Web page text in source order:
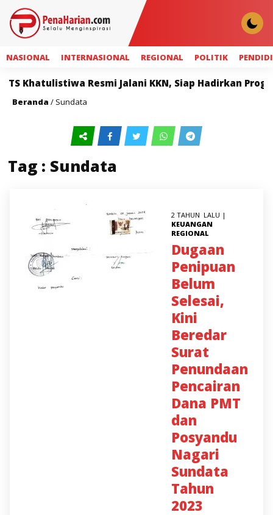
NASIONAL INTERNASIONAL REGIONAL POLITIK
Khatulistiwa Resmi Jalani KKN, Siap Hadirkan
Beranda / Sundata
Tag : Sundata
2 TAHUN LALU |
KEUANGAN
REGIONAL
Dugaan
Penipuan
Belum
Selesai,
Kini
Beredar
Surat
Penundaan
Pencairan
Dana PMT
dan
Posyandu
Nagari
Sundata
Tahun
2023